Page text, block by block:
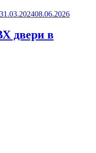
31.03.202408.06.2026
двери в